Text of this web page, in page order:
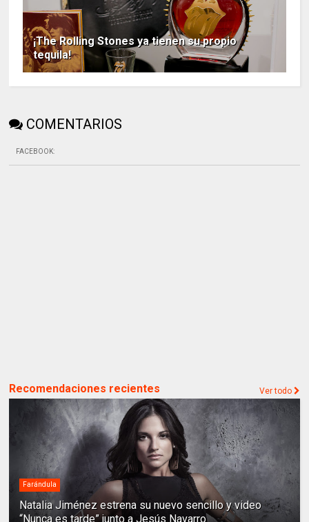
¡The Rolling Stones ya tienen su propio
tequila!
COMENTARIOS
FACEBOOK:
Recomendaciones recientes Ver todo
Farándula
Natalia Jiménez estrena su nuevo sencillo y video
“Nunca es tarde” junto a Jesús Navarro